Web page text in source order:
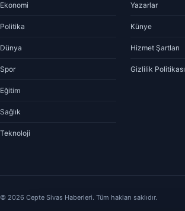
Ekonomi
Politika
Dünya
Spor
Eğitim
Sağlık
Teknoloji
Yazarlar
Künye
Hizmet Şartları
Gizlilik Politikası
© 2026 Cepte Sivas Haberleri. Tüm hakları saklıdır.